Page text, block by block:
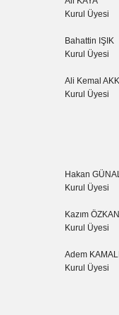
Kurul Üyesi
Bahattin IŞIK
Kurul Üyesi
Ali Kemal
Kurul Üyesi
Hakan
Kurul Üyesi
Kazım ÖZKAN
Kurul Üyesi
Adem KAMALI
Kurul Üyesi